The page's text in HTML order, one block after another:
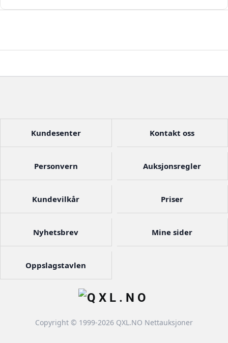
Copyright © 1999-2026 QXL.NO Nettauksjoner
Kundesenter Kontakt oss
Personvern Auksjonsregler
Kundevilkår Priser
Nyhetsbrev Mine sider
Oppslagstavlen